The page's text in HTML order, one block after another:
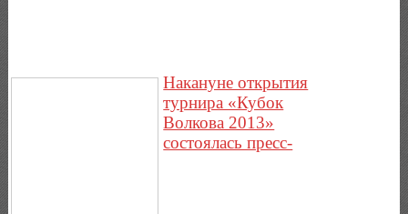
Накануне открытия
турнира «Кубок
Волкова 2013»
состоялась пресс-